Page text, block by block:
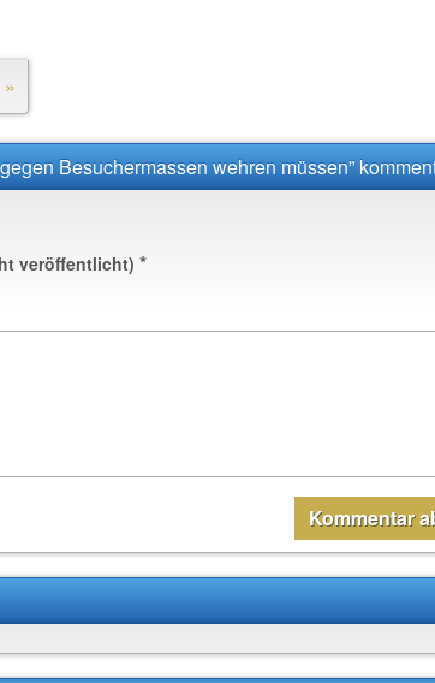
Besuchermassen wehren müssen”
veröffentlicht) *